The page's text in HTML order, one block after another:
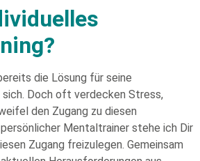
die Lösung für seine
sich. Doch oft verdecken Stress,
den Zugang zu diesen
Mentaltrainer stehe ich Dir
Zugang freizulegen. Gemeinsam